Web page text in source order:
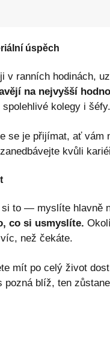
úspěch
v ranních hodinách,
na nejvyšší
kolegy i šéfy.
se je přijímat, ať
kvůli
to — myslíte hlavně
co si usmyslíte.
než čekáte.
mít po celý život
pozná blíž, ten